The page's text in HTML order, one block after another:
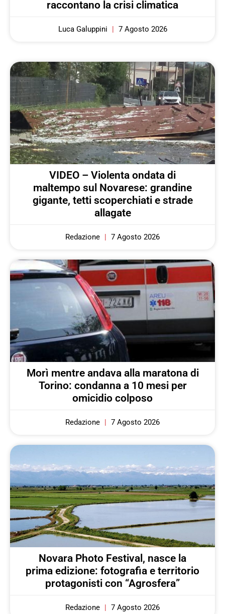
raccontano la crisi climatica
Luca Galuppini 7 Agosto 2026
VIDEO – Violenta ondata di
maltempo sul Novarese: grandine
gigante, tetti scoperchiati e strade
allagate
Redazione 7 Agosto 2026
Morì mentre andava alla maratona di
Torino: condanna a 10 mesi per
omicidio colposo
Redazione 7 Agosto 2026
Novara Photo Festival, nasce la
prima edizione: fotografia e territorio
protagonisti con “Agrosfera”
Redazione 7 Agosto 2026